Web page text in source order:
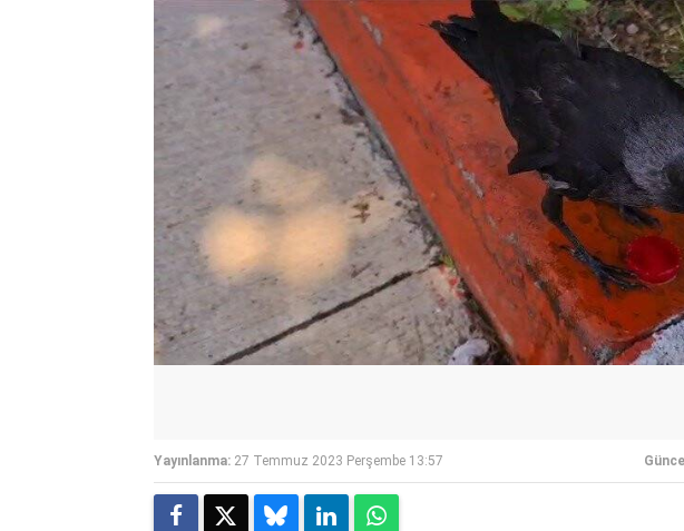
Yayınlanma: 27 Temmuz 2023 Perşembe 13:57